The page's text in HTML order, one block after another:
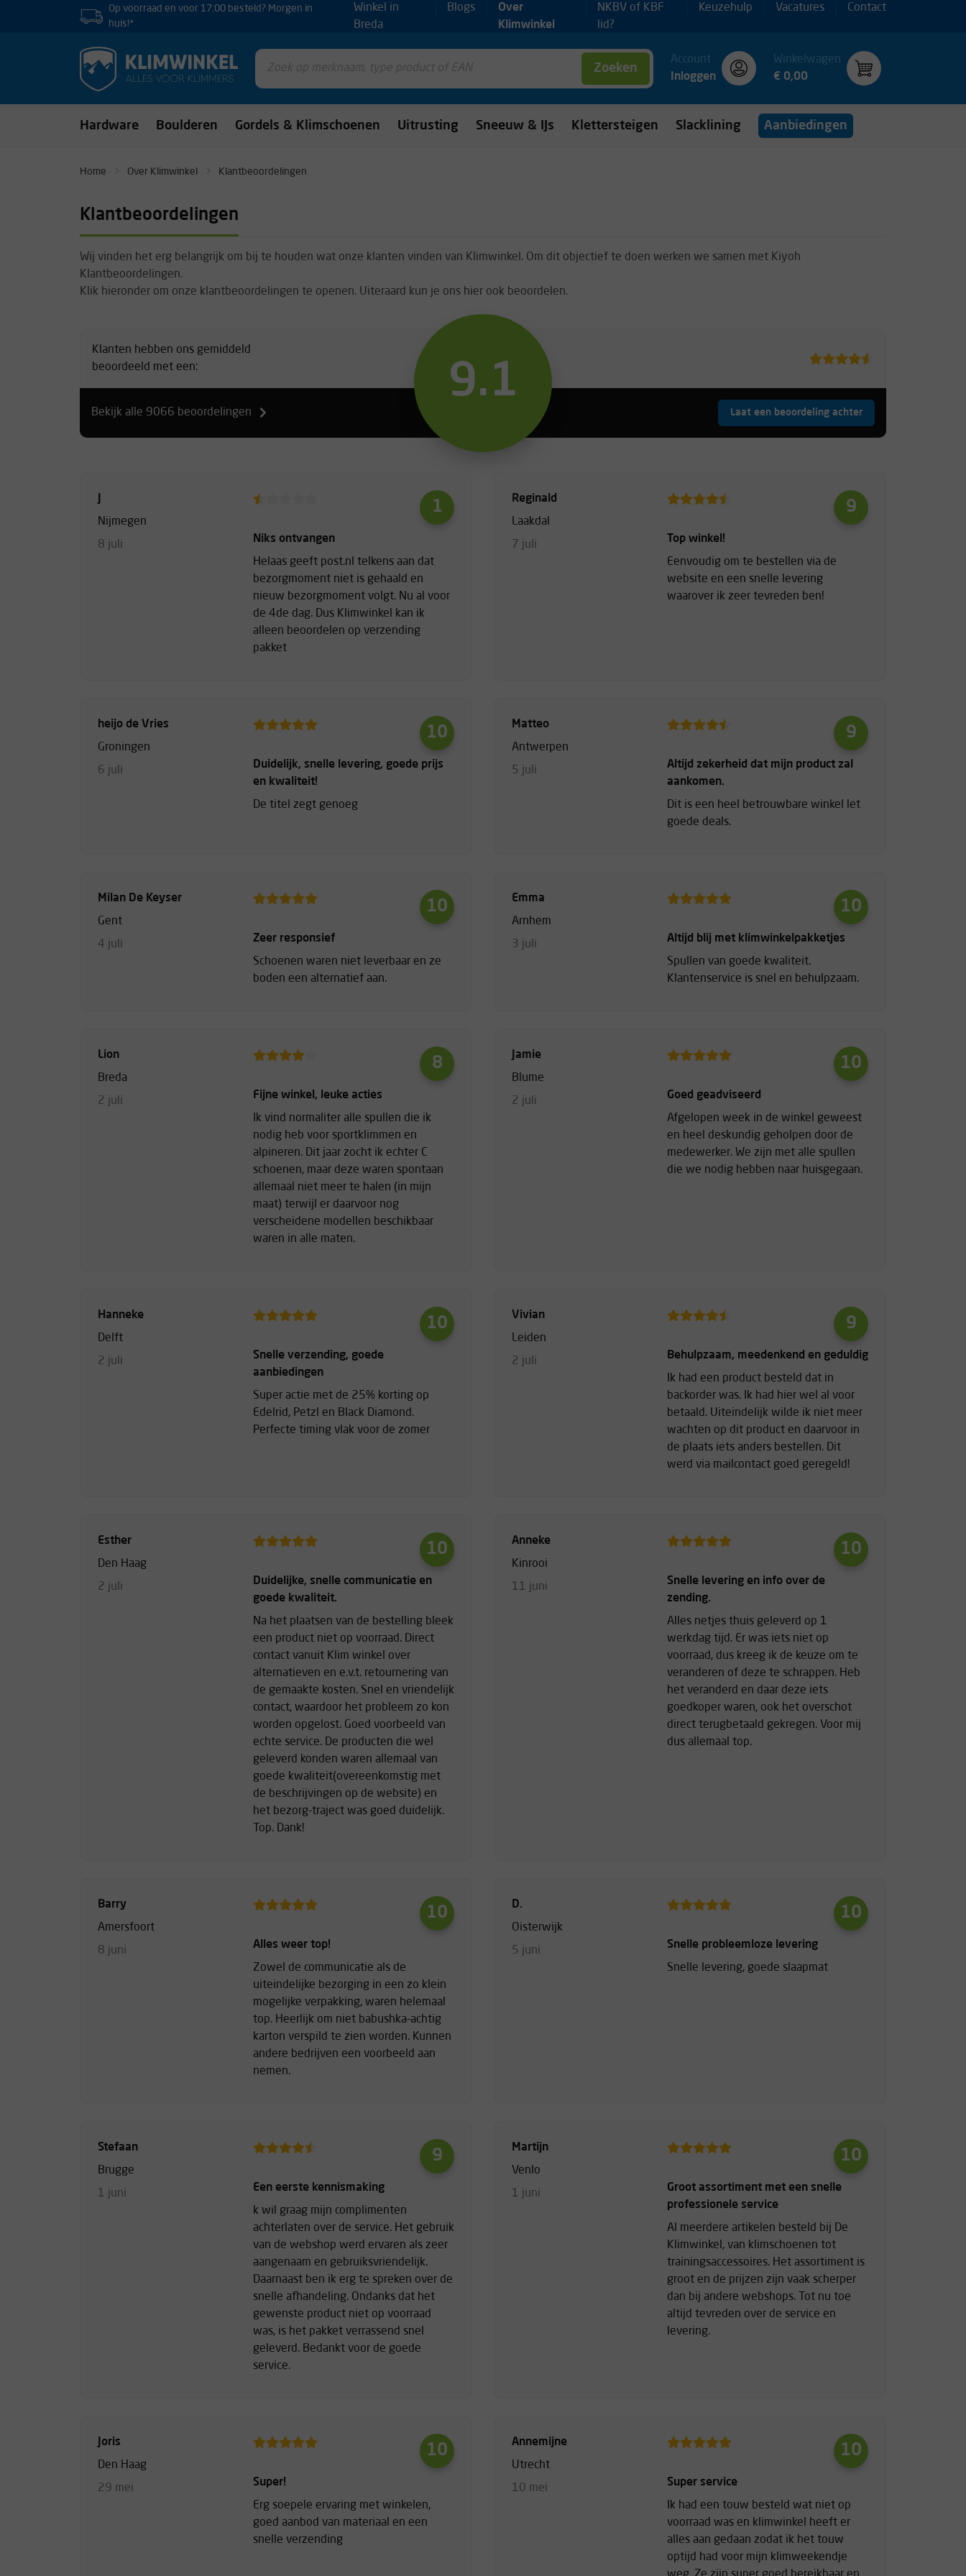
Op voorraad en voor 17:00 besteld? Morgen in
huis!*
Winkel in
Breda
Blogs
Over
Klimwinkel
NKBV of KBF
lid?
Keuzehulp Vacatures Contact
Zoeken
Account
Inloggen
Winkelwagen
€ 0,00
Hardware Boulderen Gordels & Klimschoenen Uitrusting Sneeuw & IJs Klettersteigen Slacklining Aanbiedingen
Home Over Klimwinkel Klantbeoordelingen
Klantbeoordelingen
Wij vinden het erg belangrijk om bij te houden wat onze klanten vinden van Klimwinkel. Om dit objectief te doen werken we samen met Kiyoh
Klantbeoordelingen.
Klik hieronder om onze klantbeoordelingen te openen. Uiteraard kun je ons hier ook beoordelen.
Klanten hebben ons gemiddeld
beoordeeld met een:
Bekijk alle 9066 beoordelingen Laat een beoordeling achter
9.1
Nijmegen
8 juli
1
Niks ontvangen
Helaas geeft post.nl telkens aan dat
bezorgmoment niet is gehaald en
nieuw bezorgmoment volgt. Nu al voor
de 4de dag. Dus Klimwinkel kan ik
alleen beoordelen op verzending
pakket
Reginald
Laakdal
7 juli
9
Top winkel!
Eenvoudig om te bestellen via de
website en een snelle levering
waarover ik zeer tevreden ben!
heijo de Vries
Groningen
6 juli
10
Duidelijk, snelle levering, goede prijs
en kwaliteit!
De titel zegt genoeg
Matteo
Antwerpen
5 juli
9
Altijd zekerheid dat mijn product zal
aankomen.
Dit is een heel betrouwbare winkel let
goede deals.
Milan De Keyser
Gent
4 juli
10
Zeer responsief
Schoenen waren niet leverbaar en ze
boden een alternatief aan.
Emma
Arnhem
3 juli
10
Altijd blij met klimwinkelpakketjes
Spullen van goede kwaliteit.
Klantenservice is snel en behulpzaam.
Lion
Breda
2 juli
8
Fijne winkel, leuke acties
Ik vind normaliter alle spullen die ik
nodig heb voor sportklimmen en
alpineren. Dit jaar zocht ik echter C
schoenen, maar deze waren spontaan
allemaal niet meer te halen (in mijn
maat) terwijl er daarvoor nog
verscheidene modellen beschikbaar
waren in alle maten.
Jamie
Blume
2 juli
10
Goed geadviseerd
Afgelopen week in de winkel geweest
en heel deskundig geholpen door de
medewerker. We zijn met alle spullen
die we nodig hebben naar huisgegaan.
Hanneke
Delft
2 juli
10
Snelle verzending, goede
aanbiedingen
Super actie met de 25% korting op
Edelrid, Petzl en Black Diamond.
Perfecte timing vlak voor de zomer
Vivian
Leiden
2 juli
9
Behulpzaam, meedenkend en geduldig
Ik had een product besteld dat in
backorder was. Ik had hier wel al voor
betaald. Uiteindelijk wilde ik niet meer
wachten op dit product en daarvoor in
de plaats iets anders bestellen. Dit
werd via mailcontact goed geregeld!
Esther
Den Haag
2 juli
10
Duidelijke, snelle communicatie en
goede kwaliteit.
Na het plaatsen van de bestelling bleek
een product niet op voorraad. Direct
contact vanuit Klim winkel over
alternatieven en e.v.t. retournering van
de gemaakte kosten. Snel en vriendelijk
contact, waardoor het probleem zo kon
worden opgelost. Goed voorbeeld van
echte service. De producten die wel
geleverd konden waren allemaal van
goede kwaliteit(overeenkomstig met
de beschrijvingen op de website) en
het bezorg-traject was goed duidelijk.
Top. Dank!
Anneke
Kinrooi
11 juni
10
Snelle levering en info over de
zending.
Alles netjes thuis geleverd op 1
werkdag tijd. Er was iets niet op
voorraad, dus kreeg ik de keuze om te
veranderen of deze te schrappen. Heb
het veranderd en daar deze iets
goedkoper waren, ook het overschot
direct terugbetaald gekregen. Voor mij
dus allemaal top.
Barry
Amersfoort
8 juni
10
Alles weer top!
Zowel de communicatie als de
uiteindelijke bezorging in een zo klein
mogelijke verpakking, waren helemaal
top. Heerlijk om niet babushka-achtig
karton verspild te zien worden. Kunnen
andere bedrijven een voorbeeld aan
nemen.
D.
Oisterwijk
5 juni
10
Snelle probleemloze levering
Snelle levering, goede slaapmat
Stefaan
Brugge
1 juni
9
Een eerste kennismaking
k wil graag mijn complimenten
achterlaten over de service. Het gebruik
van de webshop werd ervaren als zeer
aangenaam en gebruiksvriendelijk.
Daarnaast ben ik erg te spreken over de
snelle afhandeling. Ondanks dat het
gewenste product niet op voorraad
was, is het pakket verrassend snel
geleverd. Bedankt voor de goede
service.
Martijn
Venlo
1 juni
10
Groot assortiment met een snelle
professionele service
Al meerdere artikelen besteld bij De
Klimwinkel, van klimschoenen tot
trainingsaccessoires. Het assortiment is
groot en de prijzen zijn vaak scherper
dan bij andere webshops. Tot nu toe
altijd tevreden over de service en
levering.
Joris
Den Haag
29 mei
10
Super!
Erg soepele ervaring met winkelen,
goed aanbod van materiaal en een
snelle verzending
Annemijne
Utrecht
10 mei
10
Super service
Ik had een touw besteld wat niet op
voorraad was en klimwinkel heeft er
alles aan gedaan zodat ik het touw
optijd had voor mijn klimweekendje